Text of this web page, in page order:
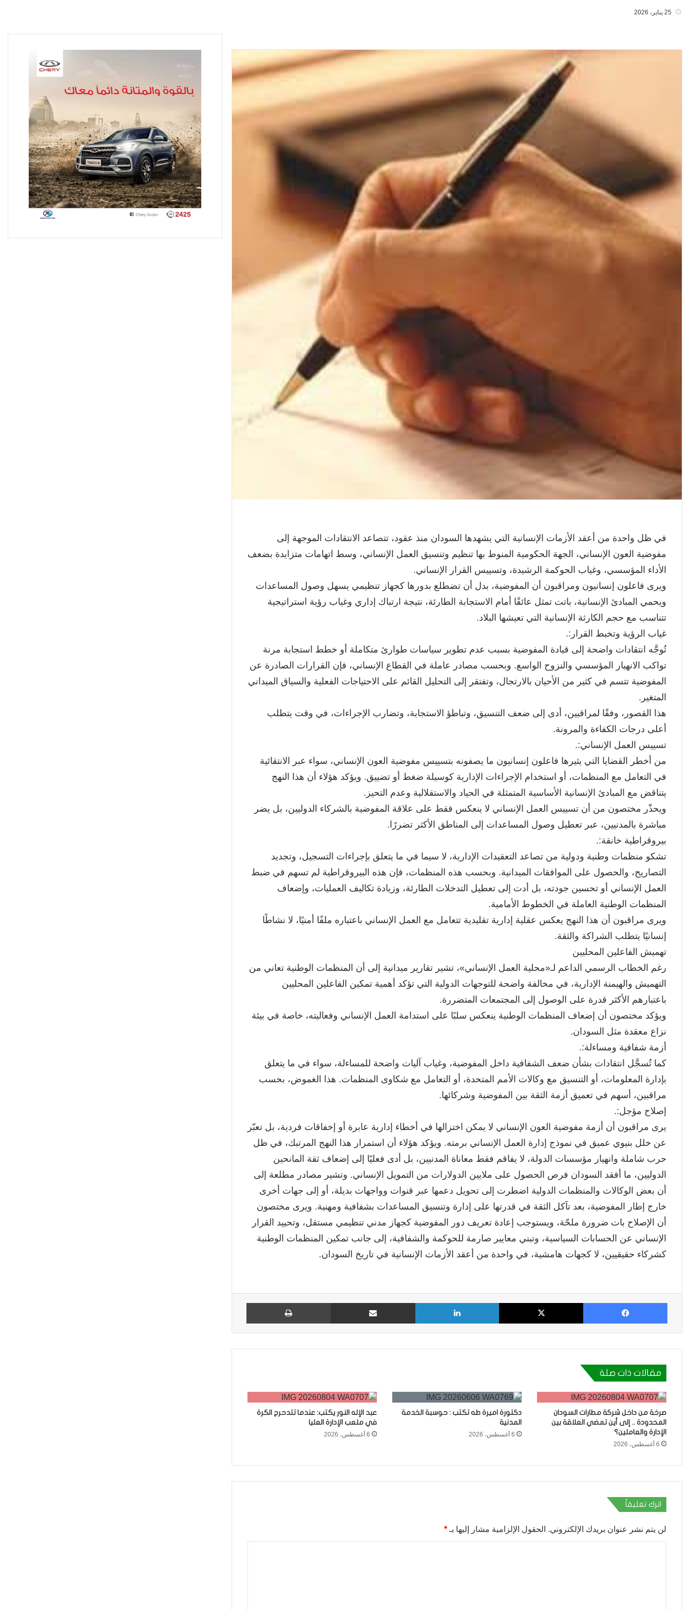
25 يناير، 2026
في ظل واحدة من أعقد الأزمات الإنسانية التي يشهدها السودان منذ عقود، تتصاعد الانتقادات الموجهة إلى
مفوضية العون الإنساني، الجهة الحكومية المنوط بها تنظيم وتنسيق العمل الإنساني، وسط اتهامات متزايدة بضعف
الأداء المؤسسي، وغياب الحوكمة الرشيدة، وتسييس القرار الإنساني.
ويرى فاعلون إنسانيون ومراقبون أن المفوضية، بدل أن تضطلع بدورها كجهاز تنظيمي يسهل وصول المساعدات
ويحمي المبادئ الإنسانية، باتت تمثل عائقًا أمام الاستجابة الطارئة، نتيجة ارتباك إداري وغياب رؤية استراتيجية
تتناسب مع حجم الكارثة الإنسانية التي تعيشها البلاد.
غياب الرؤية وتخبط القرار:.
تُوجَّه انتقادات واضحة إلى قيادة المفوضية بسبب عدم تطوير سياسات طوارئ متكاملة أو خطط استجابة مرنة
تواكب الانهيار المؤسسي والنزوح الواسع. وبحسب مصادر عاملة في القطاع الإنساني، فإن القرارات الصادرة عن
المفوضية تتسم في كثير من الأحيان بالارتجال، وتفتقر إلى التحليل القائم على الاحتياجات الفعلية والسياق الميداني
المتغير.
هذا القصور، وفقًا لمراقبين، أدى إلى ضعف التنسيق، وتباطؤ الاستجابة، وتضارب الإجراءات، في وقت يتطلب
أعلى درجات الكفاءة والمرونة.
تسييس العمل الإنساني:.
من أخطر القضايا التي يثيرها فاعلون إنسانيون ما يصفونه بتسييس مفوضية العون الإنساني، سواء عبر الانتقائية
في التعامل مع المنظمات، أو استخدام الإجراءات الإدارية كوسيلة ضغط أو تضييق. ويؤكد هؤلاء أن هذا النهج
يتناقض مع المبادئ الإنسانية الأساسية المتمثلة في الحياد والاستقلالية وعدم التحيز.
ويحذّر مختصون من أن تسييس العمل الإنساني لا ينعكس فقط على علاقة المفوضية بالشركاء الدوليين، بل يضر
مباشرة بالمدنيين، عبر تعطيل وصول المساعدات إلى المناطق الأكثر تضررًا.
بيروقراطية خانقة:.
تشكو منظمات وطنية ودولية من تصاعد التعقيدات الإدارية، لا سيما في ما يتعلق بإجراءات التسجيل، وتجديد
التصاريح، والحصول على الموافقات الميدانية. وبحسب هذه المنظمات، فإن هذه البيروقراطية لم تسهم في ضبط
العمل الإنساني أو تحسين جودته، بل أدت إلى تعطيل التدخلات الطارئة، وزيادة تكاليف العمليات، وإضعاف
المنظمات الوطنية العاملة في الخطوط الأمامية.
ويرى مراقبون أن هذا النهج يعكس عقلية إدارية تقليدية تتعامل مع العمل الإنساني باعتباره ملفًا أمنيًا، لا نشاطًا
إنسانيًا يتطلب الشراكة والثقة.
تهميش الفاعلين المحليين
رغم الخطاب الرسمي الداعم لـ«محلية العمل الإنساني»، تشير تقارير ميدانية إلى أن المنظمات الوطنية تعاني من
التهميش والهيمنة الإدارية، في مخالفة واضحة للتوجهات الدولية التي تؤكد أهمية تمكين الفاعلين المحليين
باعتبارهم الأكثر قدرة على الوصول إلى المجتمعات المتضررة.
ويؤكد مختصون أن إضعاف المنظمات الوطنية ينعكس سلبًا على استدامة العمل الإنساني وفعاليته، خاصة في بيئة
نزاع معقدة مثل السودان.
أزمة شفافية ومساءلة:.
كما تُسجَّل انتقادات بشأن ضعف الشفافية داخل المفوضية، وغياب آليات واضحة للمساءلة، سواء في ما يتعلق
بإدارة المعلومات، أو التنسيق مع وكالات الأمم المتحدة، أو التعامل مع شكاوى المنظمات. هذا الغموض، بحسب
مراقبين، أسهم في تعميق أزمة الثقة بين المفوضية وشركائها.
إصلاح مؤجل:.
يرى مراقبون أن أزمة مفوضية العون الإنساني لا يمكن اختزالها في أخطاء إدارية عابرة أو إخفاقات فردية، بل تعبّر
عن خلل بنيوي عميق في نموذج إدارة العمل الإنساني برمته. ويؤكد هؤلاء أن استمرار هذا النهج المرتبك، في ظل
حرب شاملة وانهيار مؤسسات الدولة، لا يفاقم فقط معاناة المدنيين، بل أدى فعليًا إلى إضعاف ثقة المانحين
الدوليين، ما أفقد السودان فرص الحصول على ملايين الدولارات من التمويل الإنساني. وتشير مصادر مطلعة إلى
أن بعض الوكالات والمنظمات الدولية اضطرت إلى تحويل دعمها عبر قنوات وواجهات بديلة، أو إلى جهات أخرى
خارج إطار المفوضية، بعد تآكل الثقة في قدرتها على إدارة وتنسيق المساعدات بشفافية ومهنية. ويرى مختصون
أن الإصلاح بات ضرورة ملحّة، ويستوجب إعادة تعريف دور المفوضية كجهاز مدني تنظيمي مستقل، وتحييد القرار
الإنساني عن الحسابات السياسية، وتبني معايير صارمة للحوكمة والشفافية، إلى جانب تمكين المنظمات الوطنية
كشركاء حقيقيين، لا كجهات هامشية، في واحدة من أعقد الأزمات الإنسانية في تاريخ السودان.
فيسبوك X لينكدإن مشاركة عبر البريد طباعة
مقالات ذات صلة
صرخة من داخل شركة مطارات السودان
المحدودة .. إلى أين تمضي العلاقة بين
الإدارة والعاملين؟
6 أغسطس، 2026
دكتورة اميرة طه تكتب : حوسبة الخدمة
المدنية
6 أغسطس، 2026
عبد الإله النور يكتب: عندما تتدحرج الكرة
في ملعب الإدارة العليا
6 أغسطس، 2026
اترك تعليقاً
لن يتم نشر عنوان بريدك الإلكتروني. الحقول الإلزامية مشار إليها بـ *